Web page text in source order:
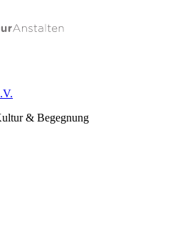
& Begegnung